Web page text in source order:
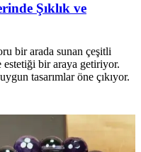
Şıklık ve
bir arada sunan çeşitli
estetiği bir araya getiriyor.
tasarımlar öne çıkıyor.